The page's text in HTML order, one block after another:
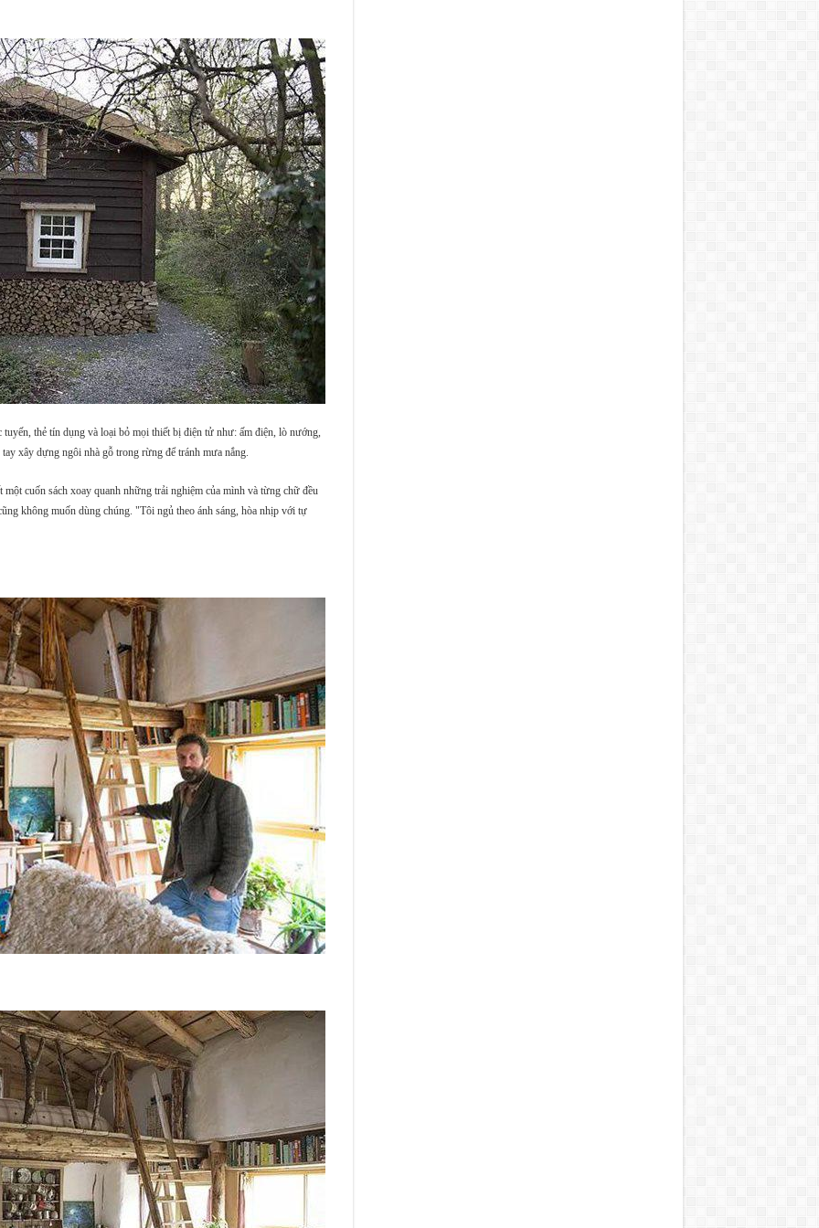
thẻ tín dụng và loại bỏ mọi thiết bị điện tử như: ấm điện, lò nướng,
xây dựng ngôi nhà gỗ trong rừng để tránh mưa nắng.
cuốn sách xoay quanh những trải nghiệm của mình và từng chữ đều
không muốn dùng chúng. "Tôi ngủ theo ánh sáng, hòa nhịp với tự